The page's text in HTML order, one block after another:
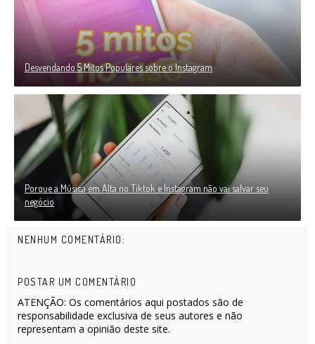
Desvendando 5 Mitos Populares sobre o Instagram
Porque a Música em Alta no Tiktok e Instagram não vai salvar seu
negócio
NENHUM COMENTÁRIO:
POSTAR UM COMENTÁRIO
ATENÇÃO: Os comentários aqui postados são de
responsabilidade exclusiva de seus autores e não
representam a opinião deste site.